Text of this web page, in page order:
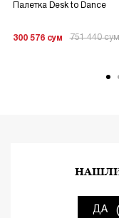
Палетка Desk to Dance
300 576 сум 751 440сум
ДА